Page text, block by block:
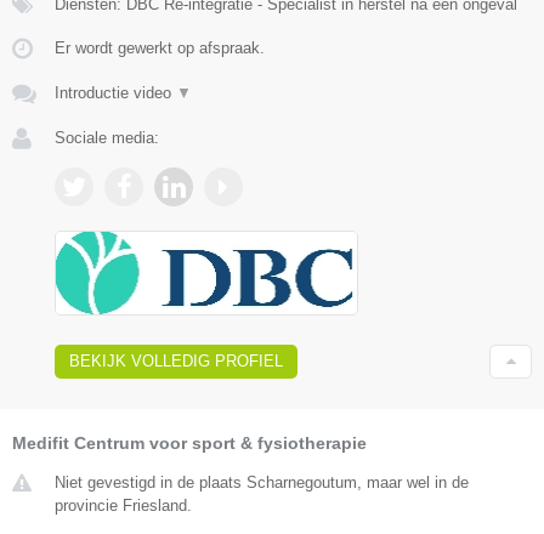
Diensten: DBC Re-integratie - Specialist in herstel na een ongeval
Er wordt gewerkt op afspraak.
Introductie video ▼
Sociale media:
BEKIJK VOLLEDIG PROFIEL
Medifit Centrum voor sport & fysiotherapie
Niet gevestigd in de plaats Scharnegoutum, maar wel in de
provincie Friesland.